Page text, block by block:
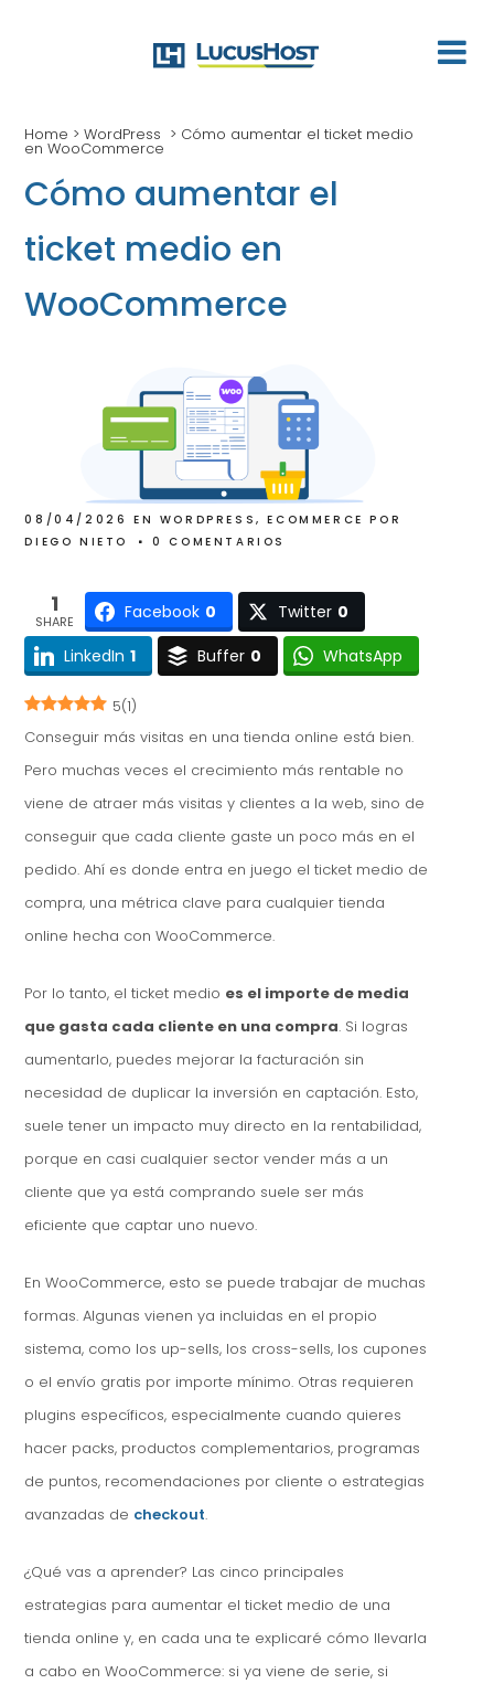
Home >WordPress > Cómo aumentar el ticket medio
en WooCommerce
Cómo aumentar el
ticket medio en
WooCommerce
08/04/2026 EN WORDPRESS,ECOMMERCE POR
DIEGO NIETO
0 COMENTARIOS
1
SHARE Facebook 0 Twitter 0
LinkedIn 1 Buffer 0 WhatsApp
5(1)
Conseguir más visitas en una tienda online está bien.
Pero muchas veces el crecimiento más rentable no
viene de atraer más visitas y clientes a la web, sino de
conseguir que cada cliente gaste un poco más en el
pedido. Ahí es donde entra en juego el ticket medio de
compra, una métrica clave para cualquier tienda
online hecha con WooCommerce.
Por lo tanto, el ticket medio es el importe de media
que gasta cada cliente en una compra. Si logras
aumentarlo, puedes mejorar la facturación sin
necesidad de duplicar la inversión en captación. Esto,
suele tener un impacto muy directo en la rentabilidad,
porque en casi cualquier sector vender más a un
cliente que ya está comprando suele ser más
eficiente que captar uno nuevo.
En WooCommerce, esto se puede trabajar de muchas
formas. Algunas vienen ya incluidas en el propio
sistema, como los up-sells, los cross-sells, los cupones
o el envío gratis por importe mínimo. Otras requieren
plugins específicos, especialmente cuando quieres
hacer packs, productos complementarios, programas
de puntos, recomendaciones por cliente o estrategias
avanzadas de checkout.
¿Qué vas a aprender? Las cinco principales
estrategias para aumentar el ticket medio de una
tienda online y, en cada una te explicaré cómo llevarla
a cabo en WooCommerce: si ya viene de serie, si